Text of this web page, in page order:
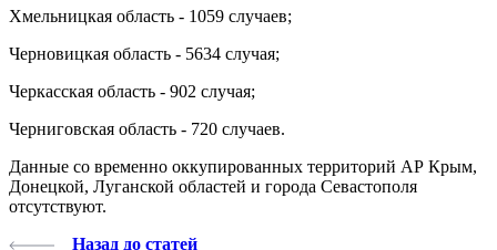
Хмельницкая область - 1059 случаев;
Черновицкая область - 5634 случая;
Черкасская область - 902 случая;
Черниговская область - 720 случаев.
Данные со временно оккупированных территорий АР Крым,
Донецкой, Луганской областей и города Севастополя
отсутствуют.
Назад до статей